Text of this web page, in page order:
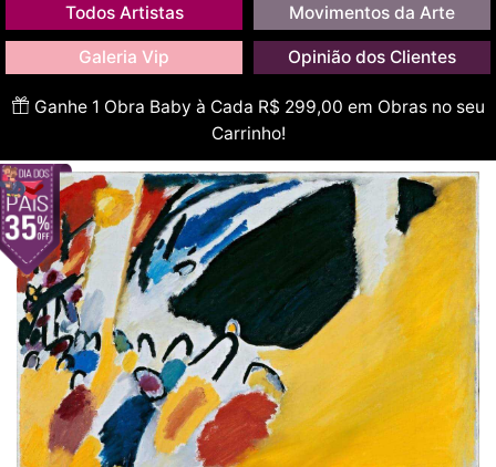
Todos Artistas Movimentos da Arte
Galeria Vip Opinião dos Clientes
Ganhe 1 Obra Baby à Cada R$ 299,00 em Obras no seu
Carrinho!